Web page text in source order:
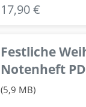
17,90 €
Festliche
Notenheft
(5,9 MB)